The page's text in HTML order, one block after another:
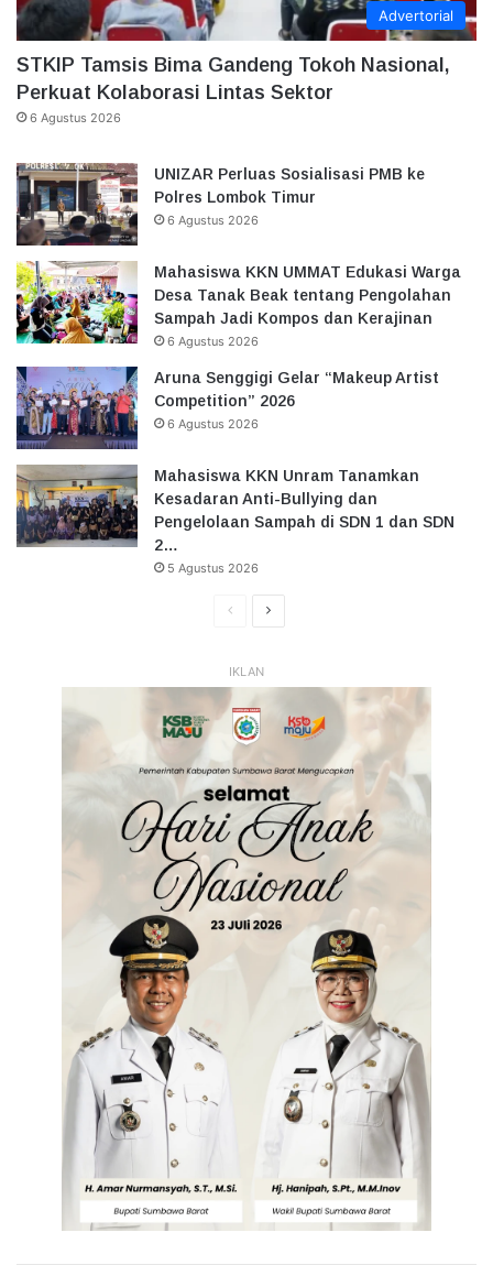
Advertorial
STKIP Tamsis Bima Gandeng Tokoh Nasional,
Perkuat Kolaborasi Lintas Sektor
6 Agustus 2026
UNIZAR Perluas Sosialisasi PMB ke
Polres Lombok Timur
6 Agustus 2026
Mahasiswa KKN UMMAT Edukasi Warga
Desa Tanak Beak tentang Pengolahan
Sampah Jadi Kompos dan Kerajinan
6 Agustus 2026
Aruna Senggigi Gelar “Makeup Artist
Competition” 2026
6 Agustus 2026
Mahasiswa KKN Unram Tanamkan
Kesadaran Anti-Bullying dan
Pengelolaan Sampah di SDN 1 dan SDN
2…
5 Agustus 2026
HalamanHalaman
IKLAN